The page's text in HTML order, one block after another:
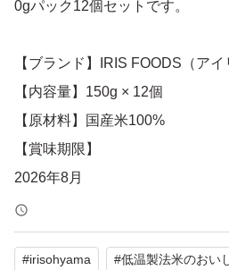
0gパック12個セットです。
【ブランド】IRIS FOODS（アイ
【内容量】150g × 12個
【原材料】国産米100%
【賞味期限】
2026年8月
ご質問は購入前にお願いします。
自宅保管品。
#irisohyama #低温製法米のおい